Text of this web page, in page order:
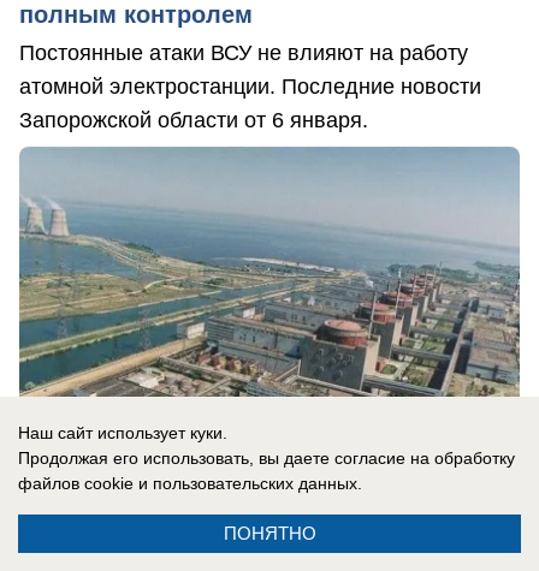
полным контролем
Постоянные атаки ВСУ не влияют на работу
атомной электростанции. Последние новости
Запорожской области от 6 января.
Наш сайт использует куки.
Продолжая его использовать, вы даете согласие на обработку
файлов cookie и пользовательских данных.
ПОНЯТНО